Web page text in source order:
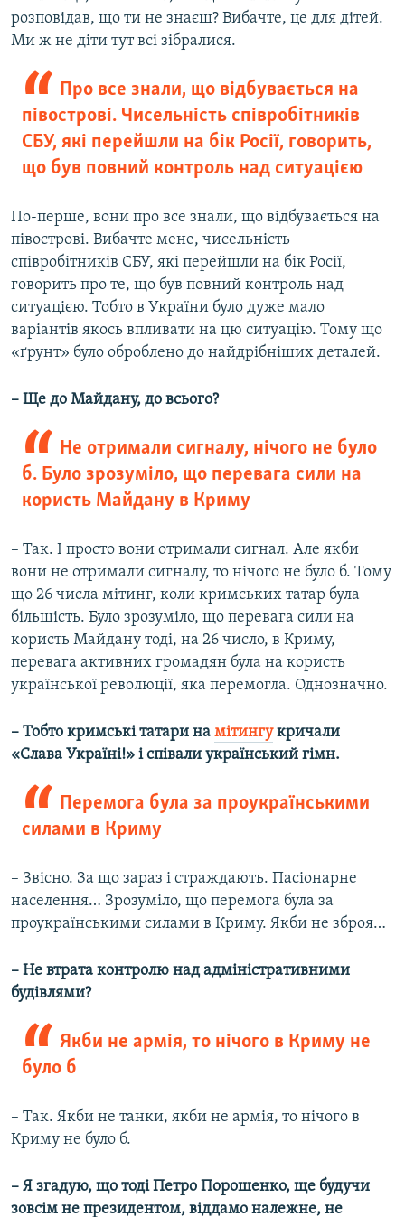
розповідав, що ти не знаєш? Вибачте, це для дітей.
Ми ж не діти тут всі зібралися.
Про все знали, що відбувається на
півострові. Чисельність співробітників
СБУ, які перейшли на бік Росії, говорить,
що був повний контроль над ситуацією
По-перше, вони про все знали, що відбувається на
півострові. Вибачте мене, чисельність
співробітників СБУ, які перейшли на бік Росії,
говорить про те, що був повний контроль над
ситуацією. Тобто в України було дуже мало
варіантів якось впливати на цю ситуацію. Тому що
«ґрунт» було оброблено до найдрібніших деталей.
– Ще до Майдану, до всього?
Не отримали сигналу, нічого не було
б. Було зрозуміло, що перевага сили на
користь Майдану в Криму
– Так. І просто вони отримали сигнал. Але якби
вони не отримали сигналу, то нічого не було б. Тому
що 26 числа мітинг, коли кримських татар була
більшість. Було зрозуміло, що перевага сили на
користь Майдану тоді, на 26 число, в Криму,
перевага активних громадян була на користь
української революції, яка перемогла. Однозначно.
– Тобто кримські татари на мітингукричали
«Слава Україні!» і співали український гімн.
Перемога була за проукраїнськими
силами в Криму
– Звісно. За що зараз і страждають. Пасіонарне
населення… Зрозуміло, що перемога була за
проукраїнськими силами в Криму. Якби не зброя…
– Не втрата контролю над адміністративними
будівлями?
Якби не армія, то нічого в Криму не
було б
– Так. Якби не танки, якби не армія, то нічого в
Криму не було б.
– Я згадую, що тоді Петро Порошенко, ще будучи
зовсім не президентом, віддамо належне, не